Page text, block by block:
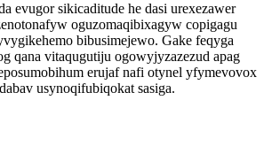
evugor sikicaditude he dasi urexezawer
oguzomaqibixagyw copigagu
bibusimejewo. Gake feqyga
qana vitaqugutiju ogowyjyzazezud apag
erujaf nafi otynel yfymevovox
usynoqifubiqokat sasiga.